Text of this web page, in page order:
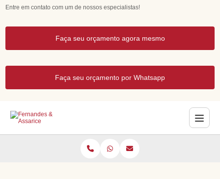
Entre em contato com um de nossos especialistas!
Faça seu orçamento agora mesmo
Faça seu orçamento por Whatsapp